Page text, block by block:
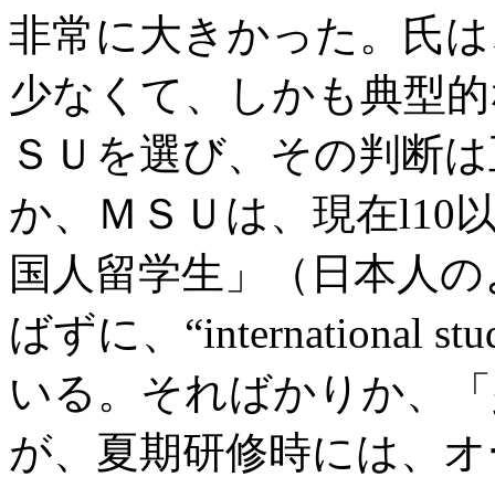
非常に大きかった。氏
少なくて、しかも典型
ＳＵを選び、その判断
か、ＭＳＵは、現在l10
国人留学生」（日本人の
ばずに、“international
いる。そればかりか、
が、夏期研修時には、